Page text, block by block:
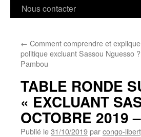
Nous contacter
← Comment comprendre et
politique excluant Sassou Nguesso
Pambou
TABLE RONDE
« EXCLUANT
OCTOBRE 2019
Publié le31/10/2019parcongo-